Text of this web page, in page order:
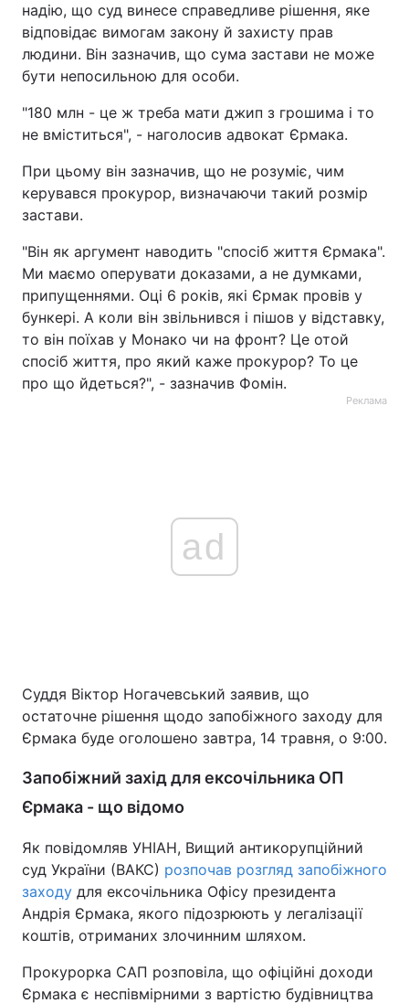
надію, що суд винесе справедливе рішення, яке
відповідає вимогам закону й захисту прав
людини. Він зазначив, що сума застави не може
бути непосильною для особи.
"180 млн - це ж треба мати джип з грошима і то
не вміститься", - наголосив адвокат Єрмака.
При цьому він зазначив, що не розуміє, чим
керувався прокурор, визначаючи такий розмір
застави.
"Він як аргумент наводить "спосіб життя Єрмака".
Ми маємо оперувати доказами, а не думками,
припущеннями. Оці 6 років, які Єрмак провів у
бункері. А коли він звільнився і пішов у відставку,
то він поїхав у Монако чи на фронт? Це отой
спосіб життя, про який каже прокурор? То це
про що йдеться?", - зазначив Фомін.
Реклама
ad
Суддя Віктор Ногачевський заявив, що
остаточне рішення щодо запобіжного заходу для
Єрмака буде оголошено завтра, 14 травня, о 9:00.
Запобіжний захід для ексочільника ОП
Єрмака - що відомо
Як повідомляв УНІАН, Вищий антикорупційний
суд України (ВАКС) розпочав розгляд запобіжного
заходу для ексочільника Офісу президента
Андрія Єрмака, якого підозрюють у легалізації
коштів, отриманих злочинним шляхом.
Прокурорка САП розповіла, що офіційні доходи
Єрмака є неспівмірними з вартістю будівництва